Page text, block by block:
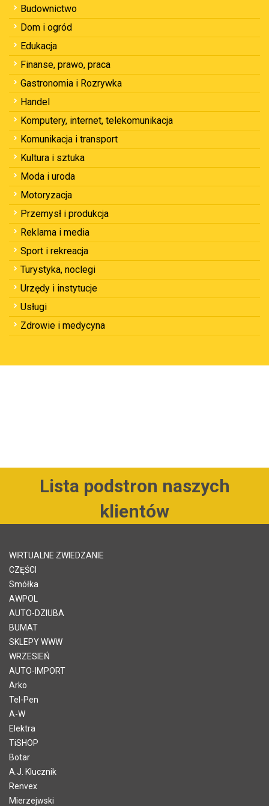
Budownictwo
Dom i ogród
Edukacja
Finanse, prawo, praca
Gastronomia i Rozrywka
Handel
Komputery, internet, telekomunikacja
Komunikacja i transport
Kultura i sztuka
Moda i uroda
Motoryzacja
Przemysł i produkcja
Reklama i media
Sport i rekreacja
Turystyka, noclegi
Urzędy i instytucje
Usługi
Zdrowie i medycyna
Lista podstron naszych
klientów
WIRTUALNE ZWIEDZANIE
CZĘŚCI
Smółka
AWPOL
AUTO-DZIUBA
BUMAT
SKLEPY WWW
WRZESIEŃ
AUTO-IMPORT
Arko
Tel-Pen
A-W
Elektra
TiSHOP
Botar
A.J. Klucznik
Renvex
Mierzejwski